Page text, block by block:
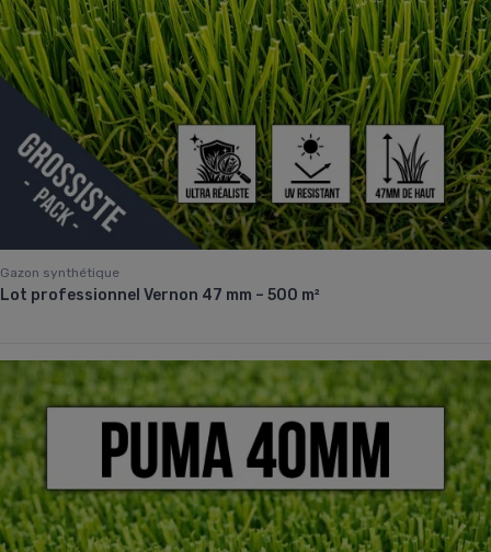
Gazon synthétique
Lot professionnel Vernon 47 mm – 500 m²